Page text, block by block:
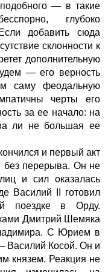
— в такие
глубоко
добавить сюда
склонности к
дополнительную
— его верность
саму феодальную
черты его
за ее начало: на
ли не большая ее
и первый акт
без перерыва. Он не
и сил оказалась
Василий II готовил
поездке в Орду.
Дмитрий Шемяка
С Юрием в
Василий Косой. Он и
князем. Реакция не